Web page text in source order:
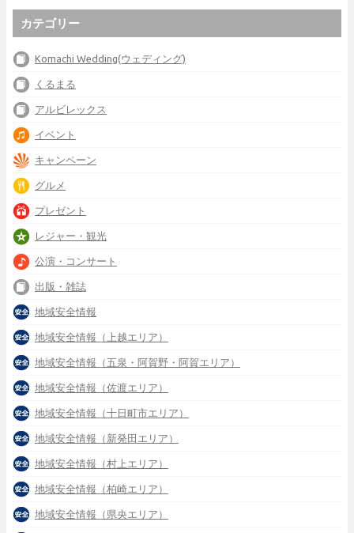
カテゴリー
Komachi Wedding(ウェディング)
くるまる
アルビレックス
イベント
キャンペーン
グルメ
プレゼント
レジャー・観光
公演・コンサート
出版・雑誌
地域安全情報
地域安全情報（上越エリア）
地域安全情報（五泉・阿賀野・阿賀エリア）
地域安全情報（佐渡エリア）
地域安全情報（十日町市エリア）
地域安全情報（新発田エリア）
地域安全情報（村上エリア）
地域安全情報（柏崎エリア）
地域安全情報（県央エリア）